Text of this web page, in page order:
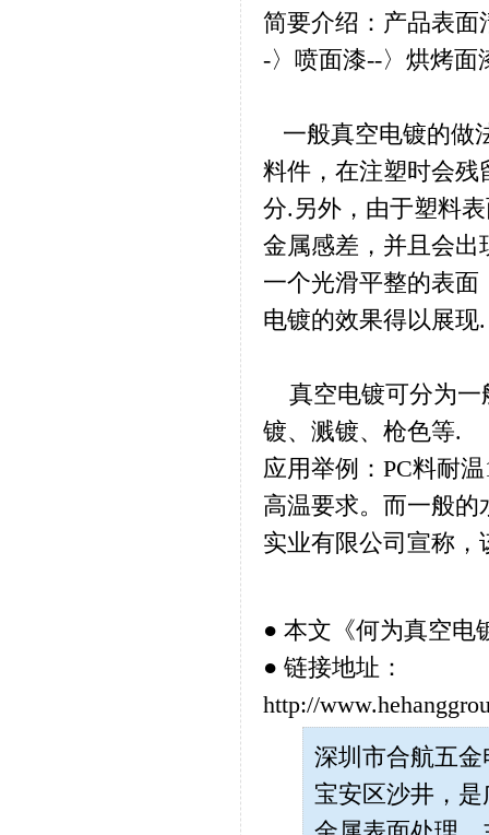
简要介绍：产品表面
-〉喷面漆--〉烘烤面
一般真空电镀的做
料件，在注塑时会残
分.另外，由于塑料
金属感差，并且会出
一个光滑平整的表
电镀的效果得以展现.
真空电镀可分为一
镀、溅镀、枪色等.
应用举例：PC料耐
高温要求。而一般的
实业有限公司宣称，
● 本文《何为真空电
● 链接地址：
http://
深圳市合航五金
宝安区沙井，